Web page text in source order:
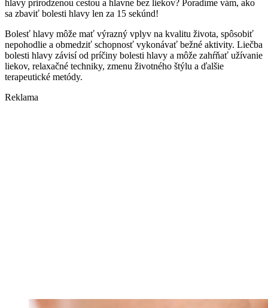
hlavy prirodzenou cestou a hlavne bez liekov? Poradíme vám, ako
sa zbaviť bolesti hlavy len za 15 sekúnd!
Bolesť hlavy môže mať výrazný vplyv na kvalitu života, spôsobiť
nepohodlie a obmedziť schopnosť vykonávať bežné aktivity. Liečba
bolesti hlavy závisí od príčiny bolesti hlavy a môže zahŕňať užívanie
liekov, relaxačné techniky, zmenu životného štýlu a ďalšie
terapeutické metódy.
Reklama